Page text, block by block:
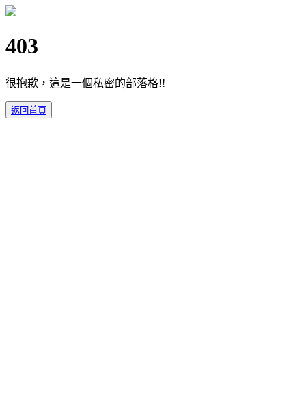
403
很抱歉，這是一個私密的部落格!!
返回首頁